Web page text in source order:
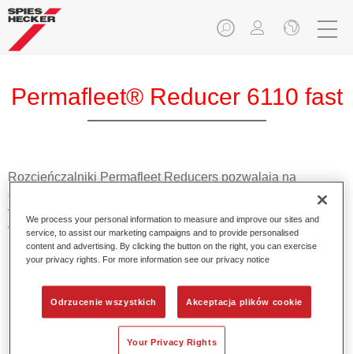
Permafleet® Reducer 6110 fast
Rozcieńczalniki Permafleet Reducers pozwalają na
dostosowanie odpowiedniej lepkości produktów Permafleet
w celu zapewniania optymalnej aplikacji we każdych
warunkach.
Product Features
Odpowiednie do mniejszych obiektów w temperaturze
15°C - 25°C.
We process your personal information to measure and improve our sites and
service, to assist our marketing campaigns and to provide personalised
content and advertising. By clicking the button on the right, you can exercise
your privacy rights. For more information see our privacy notice
Odrzucenie wszystkich Akceptacja plików cookie
Your Privacy Rights